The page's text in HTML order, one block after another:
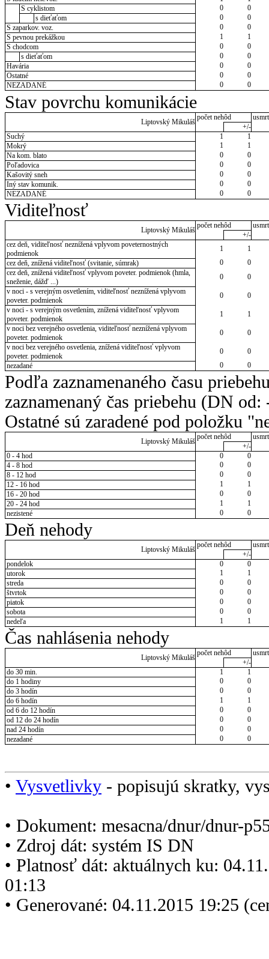
S cyklistom
0
0
s dieťaťom
0
0
S zaparkov. voz.
0
0
S pevnou prekážkou
1
1
S chodcom
0
0
s dieťaťom
0
0
Havária
0
0
Ostatné
0
0
NEZADANÉ
0 0
Stav povrchu komunikácie
Liptovský Mikuláš
počet nehôd
+/-
Suchý
1
1
Mokrý
1
1
Na kom. blato
0
0
Poľadovica
0
0
Kašovitý sneh
0
0
Iný stav komunik.
0
0
NEZADANÉ
0 0
Viditeľnosť
Liptovský Mikuláš
počet nehôd
+/-
cez deň, viditeľnosť neznížená vplyvom poveternostných
podmienok
1
1
cez deň, znížená viditeľnosť (svitanie, súmrak)
0
0
cez deň, znížená viditeľnosť vplyvom poveter. podmienok (hmla,
sneženie, dážď ...)
0
0
v noci - s verejným osvetlením, viditeľnosť neznížená vplyvom
poveter. podmienok
0
0
v noci - s verejným osvetlením, znížená viditeľnosť vplyvom
poveter. podmienok
1
1
v noci bez verejného osvetlenia, viditeľnosť neznížená vplyvom
poveter. podmienok
0
0
v noci bez verejného osvetlenia, znížená viditeľnosť vplyvom
poveter. podmienok
0
0
nezadané
0 0
Podľa zaznamenaného času
zaznamenaný čas priebehu (DN
Ostatné sú zaradené pod položku
Liptovský Mikuláš
počet nehôd
+/-
0 - 4 hod
0
0
4 - 8 hod
0
0
8 - 12 hod
0
0
12 - 16 hod
1
1
16 - 20 hod
0
0
20 - 24 hod
1
1
nezistené
0 0
Deň nehody
Liptovský Mikuláš
počet nehôd
+/-
pondelok
0
0
utorok
1
1
streda
0
0
štvrtok
0
0
piatok
0
0
sobota
0
0
nedeľa
1 1
Čas nahlásenia nehody
Liptovský Mikuláš
počet nehôd
+/-
do 30 min.
1
1
do 1 hodiny
0
0
do 3 hodín
0
0
do 6 hodín
1
1
od 6 do 12 hodín
0
0
od 12 do 24 hodín
0
0
nad 24 hodín
0
0
nezadané
0 0
• Vysvetlivky - popisujú skratky,
• Dokument: mesacna/dnur/dnur-
• Zdroj dát: systém IS DN
• Platnosť dát: aktuálnych ku:
01:13
• Generované: 04.11.2015 19:25